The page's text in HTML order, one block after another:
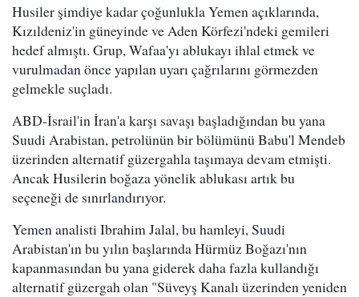
Husiler şimdiye kadar çoğunlukla Yemen açıklarında,
Kızıldeniz'in güneyinde ve Aden Körfezi'ndeki gemileri
hedef almıştı. Grup, Wafaa'yı ablukayı ihlal etmek ve
vurulmadan önce yapılan uyarı çağrılarını görmezden
gelmekle suçladı.
ABD-İsrail'in İran'a karşı savaşı başladığından bu yana
Suudi Arabistan, petrolünün bir bölümünü Babu'l Mendeb
üzerinden alternatif güzergahla taşımaya devam etmişti.
Ancak Husilerin boğaza yönelik ablukası artık bu
seçeneği de sınırlandırıyor.
Yemen analisti Ibrahim Jalal, bu hamleyi, Suudi
Arabistan'ın bu yılın başlarında Hürmüz Boğazı'nın
kapanmasından bu yana giderek daha fazla kullandığı
alternatif güzergah olan "Süveyş Kanalı üzerinden yeniden